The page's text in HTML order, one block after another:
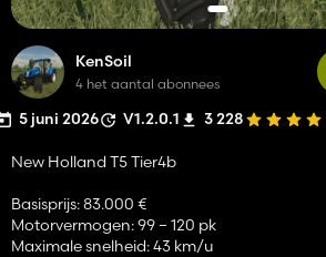
KenSoil
4 het aantal abonnees
5 juni 2026 V1.2.0.1 3 228
New Holland T5 Tier4b
Basisprijs: 83.000 €
Motorvermogen: 99 – 120 pk
Maximale snelheid: 43 km/u